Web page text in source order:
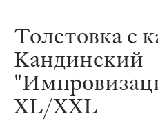
Толстовка с
Кандинский
XL/XXL